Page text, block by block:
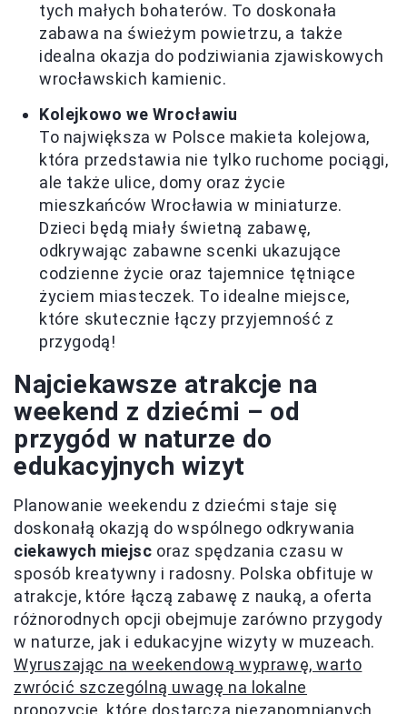
tych małych bohaterów. To doskonała
zabawa na świeżym powietrzu, a także
idealna okazja do podziwiania zjawiskowych
wrocławskich kamienic.
Kolejkowo we Wrocławiu
To największa w Polsce makieta kolejowa,
która przedstawia nie tylko ruchome pociągi,
ale także ulice, domy oraz życie
mieszkańców Wrocławia w miniaturze.
Dzieci będą miały świetną zabawę,
odkrywając zabawne scenki ukazujące
codzienne życie oraz tajemnice tętniące
życiem miasteczek. To idealne miejsce,
które skutecznie łączy przyjemność z
przygodą!
Najciekawsze atrakcje na
weekend z dziećmi – od
przygód w naturze do
edukacyjnych wizyt
Planowanie weekendu z dziećmi staje się
doskonałą okazją do wspólnego odkrywania
ciekawych miejsc oraz spędzania czasu w
sposób kreatywny i radosny. Polska obfituje w
atrakcje, które łączą zabawę z nauką, a oferta
różnorodnych opcji obejmuje zarówno przygody
w naturze, jak i edukacyjne wizyty w muzeach.
Wyruszając na weekendową wyprawę, warto
zwrócić szczególną uwagę na lokalne
propozycje, które dostarczą niezapomnianych